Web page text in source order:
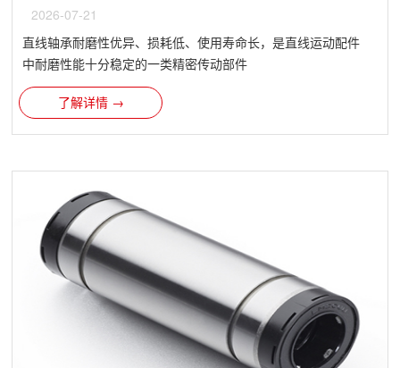
2026-07-21
直线轴承耐磨性优异、损耗低、使用寿命长，是直线运动配件
中耐磨性能十分稳定的一类精密传动部件
了解详情 →